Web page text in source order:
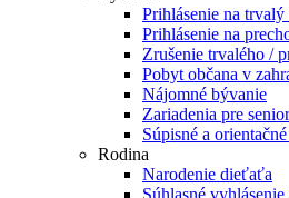
Prihlásenie na
Prihlásenie na
Zrušenie trvalého /
Pobyt občana v
Nájomné bývanie
Zariadenia pre
Súpisné a
Rodina
Narodenie dieťaťa
Súhlasné